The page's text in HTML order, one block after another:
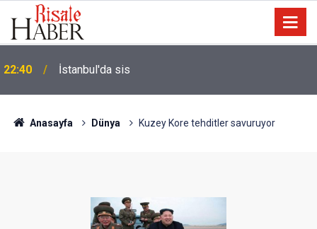
21:18
Biyoloji profesörünün parmağının ucunda niçin göz
yok?
Anasayfa Dünya Kuzey Kore tehditler savuruyor